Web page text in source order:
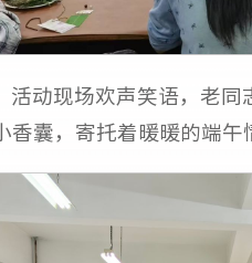
活动现场欢声笑语，老
囊，寄托着暖暖的端午